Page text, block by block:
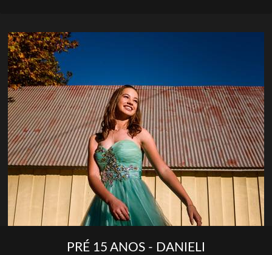
PRÉ 15 ANOS - DANIELI